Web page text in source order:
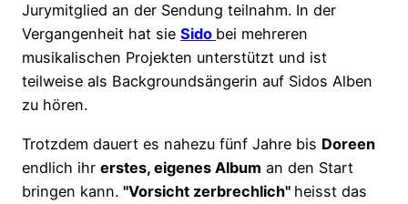
Jurymitglied an der Sendung teilnahm. In der
Vergangenheit hat sie Sido bei mehreren
musikalischen Projekten unterstützt und ist
teilweise als Backgroundsängerin auf Sidos Alben
zu hören.
Trotzdem dauert es nahezu fünf Jahre bis Doreen
endlich ihr erstes, eigenes Album an den Start
bringen kann. "Vorsicht zerbrechlich" heisst das